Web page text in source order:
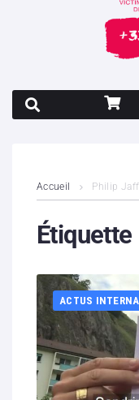
Contenus litigieux
Boutique
Partenaires
Contacts
Accueil Philip
Étiquette
ACTUS